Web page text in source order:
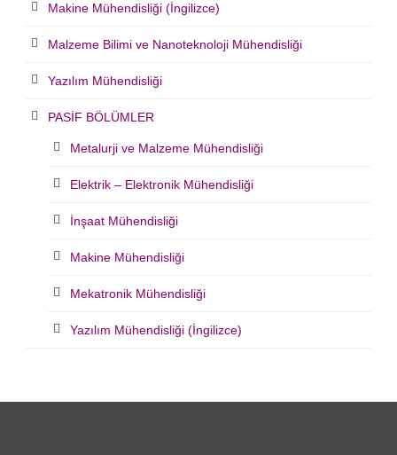
Makine Mühendisliği (İngilizce)
Malzeme Bilimi ve Nanoteknoloji Mühendisliği
Yazılım Mühendisliği
PASİF BÖLÜMLER
Metalurji ve Malzeme Mühendisliği
Elektrik – Elektronik Mühendisliği
İnşaat Mühendisliği
Makine Mühendisliği
Mekatronik Mühendisliği
Yazılım Mühendisliği (İngilizce)